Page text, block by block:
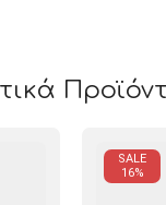
SALE
16%